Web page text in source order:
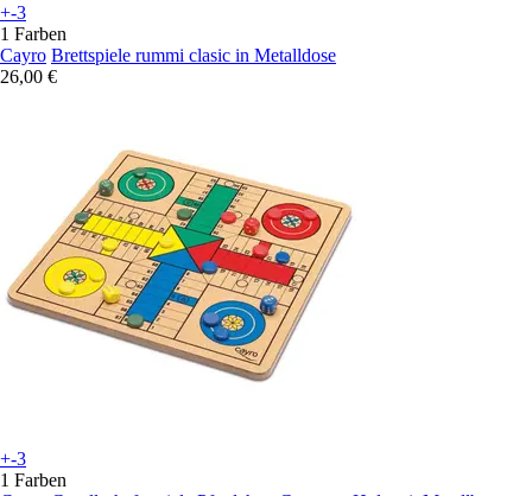
+-3
1 Farben
Cayro Brettspiele rummi clasic in Metalldose
26,00 €
+-3
1 Farben